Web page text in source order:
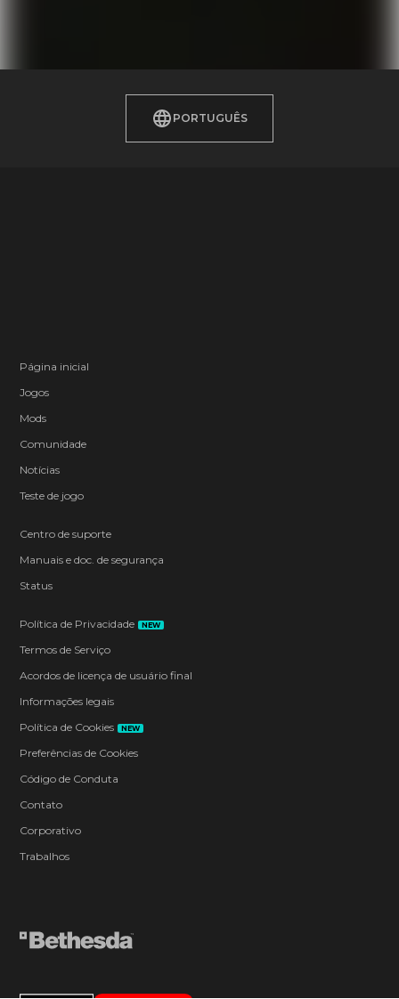
PORTUGUÊS
Página inicial
Jogos
Mods
Comunidade
Notícias
Teste de jogo
Centro de suporte
Manuais e doc. de segurança
Status
Política de Privacidade NEW
Termos de Serviço
Acordos de licença de usuário final
Informações legais
Política de Cookies
NEW
Preferências de Cookies
Código de Conduta
Contato
Corporativo
Trabalhos